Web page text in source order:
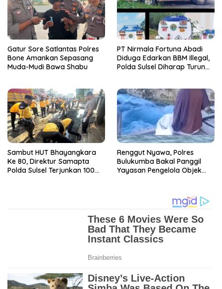
Gatur Sore Satlantas Polres
Bone Amankan Sepasang
Muda-Mudi Bawa Shabu
PT Nirmala Fortuna Abadi
Diduga Edarkan BBM Illegal,
Polda Sulsel Diharap Turun
Sambut HUT Bhayangkara
Ke 80, Direktur Samapta
Polda Sulsel Terjunkan 100
Renggut Nyawa, Polres
Bulukumba Bakal Panggil
Yayasan Pengelola Objek